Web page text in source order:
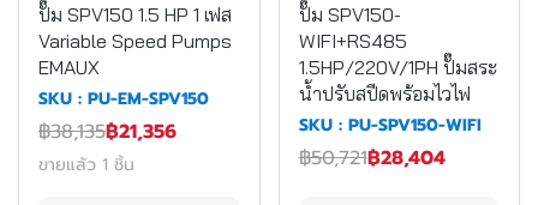
ปั๊ม SPV150 1.5 HP 1 เฟส
Variable Speed Pumps
EMAUX
SKU : PU-EM-SPV150
฿38,135฿21,356
ขายแล้ว 1 ชิ้น
ปั๊ม SPV150-
WIFI+RS485
1.5HP/220V/1PH ปั๊มสระ
น้ำปรับสปีดพร้อมไวไฟ
SKU : PU-SPV150-WIFI
฿50,721฿28,404